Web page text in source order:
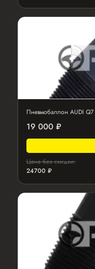
Пневмобаллон AUDI
19 000 ₽
Цена без скидки:
24700 ₽